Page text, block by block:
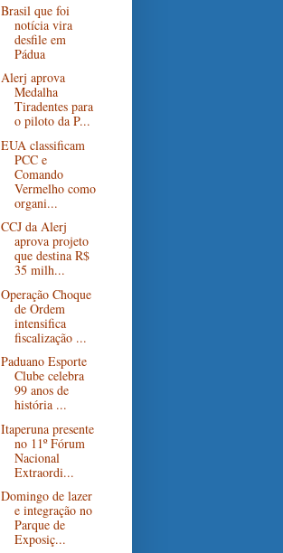
Brasil que foi
notícia vira
desfile em
Pádua
Alerj aprova
Medalha
Tiradentes para
o piloto da P...
EUA classificam
PCC e
Comando
Vermelho como
organi...
CCJ da Alerj
aprova projeto
que destina R$
35 milh...
Operação Choque
de Ordem
intensifica
fiscalização ...
Paduano Esporte
Clube celebra
99 anos de
história ...
Itaperuna presente
no 11º Fórum
Nacional
Extraordi...
Domingo de lazer
e integração no
Parque de
Exposiç...